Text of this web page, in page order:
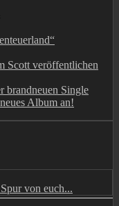
Scott veröffentlichen
brandneuen Single
Album an!
von euch...